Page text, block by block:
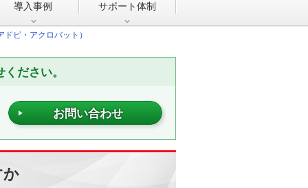
導入事例 サポート体制
ビ・アクロバット）
ださい。
お問い合わせ
か